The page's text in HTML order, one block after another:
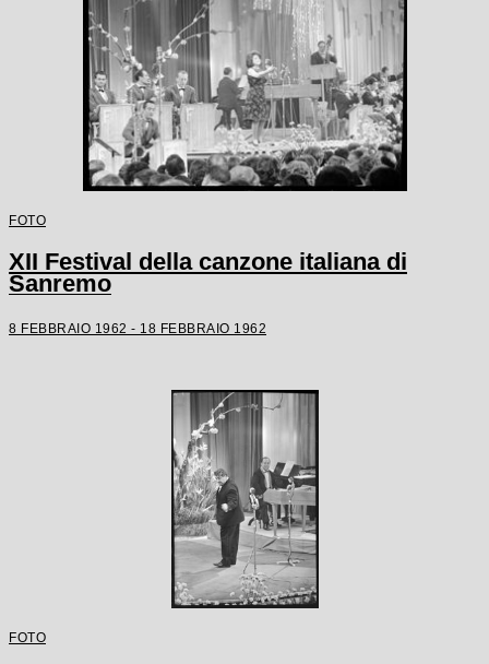
FOTO
XII Festival della canzone italiana di
Sanremo
8 FEBBRAIO 1962 - 18 FEBBRAIO 1962
FOTO